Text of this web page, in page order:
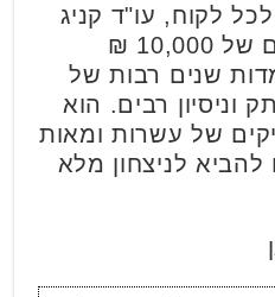
לקוח, עו"ד קניג
מטפל אך ורק בתיקים של 10,000 ₪
שנים רבות של
וניסיון רבים. הוא
של עשרות ומאות
לניצחון מלא